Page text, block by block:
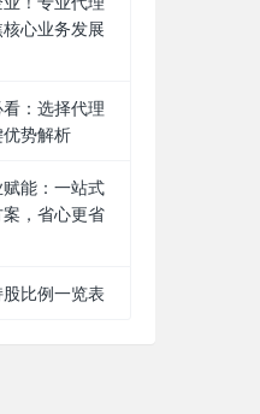
心业务发展
：选择代理
势解析
能：一站式
，省心更省
比例一览表